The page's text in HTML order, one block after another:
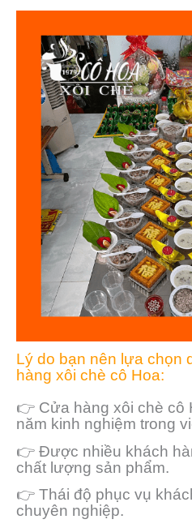
Lý do bạn nên lựa chọn
hàng xôi chè cô Hoa:
👉 Cửa hàng xôi chè cô
năm kinh nghiệm trong
👉 Được nhiều khách
chất lượng sản phẩm.
👉 Thái độ phục vụ
chuyên nghiệp.